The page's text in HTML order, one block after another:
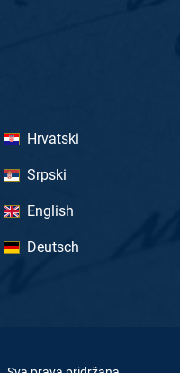
Hrvatski
Srpski
English
Deutsch